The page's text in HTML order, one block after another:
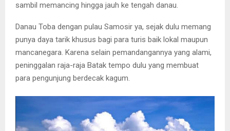
sambil memancing hingga jauh ke tengah danau.
Danau Toba dengan pulau Samosir ya, sejak dulu memang
punya daya tarik khusus bagi para turis baik lokal maupun
mancanegara. Karena selain pemandangannya yang alami,
peninggalan raja-raja Batak tempo dulu yang membuat
para pengunjung berdecak kagum.